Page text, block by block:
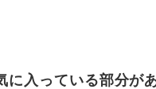
入っている部分が